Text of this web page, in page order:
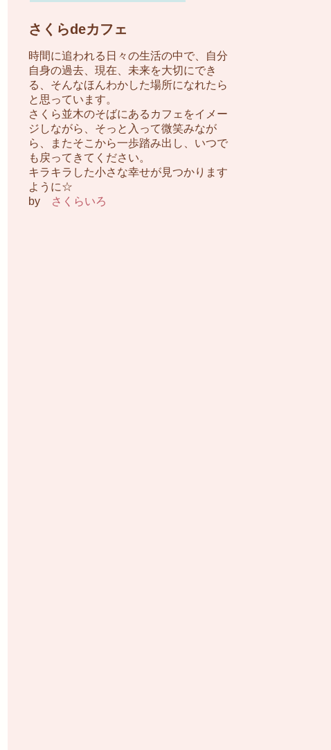
さくらdeカフェ
時間に追われる日々の生活の中で、自分
自身の過去、現在、未来を大切にでき
る、そんなほんわかした場所になれたら
と思っています。
さくら並木のそばにあるカフェをイメー
ジしながら、そっと入って微笑みなが
ら、またそこから一歩踏み出し、いつで
も戻ってきてください。
キラキラした小さな幸せが見つかります
ように☆
by
さくらいろ